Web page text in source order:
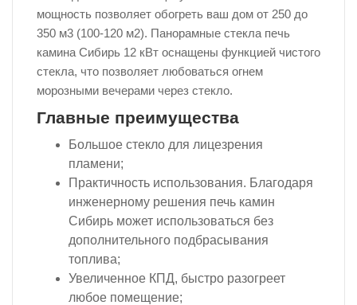
мощность позволяет обогреть ваш дом от 250 до
350 м3 (100-120 м2). Панорамные стекла печь
камина Сибирь 12 кВт оснащены функцией чистого
стекла, что позволяет любоваться огнем
морозными вечерами через стекло.
Главные преимущества
Большое стекло для лицезрения
пламени;
Практичность использования. Благодаря
инженерному решения печь камин
Сибирь может использоваться без
дополнительного подбрасывания
топлива;
Увеличенное КПД, быстро разогреет
любое помещение;